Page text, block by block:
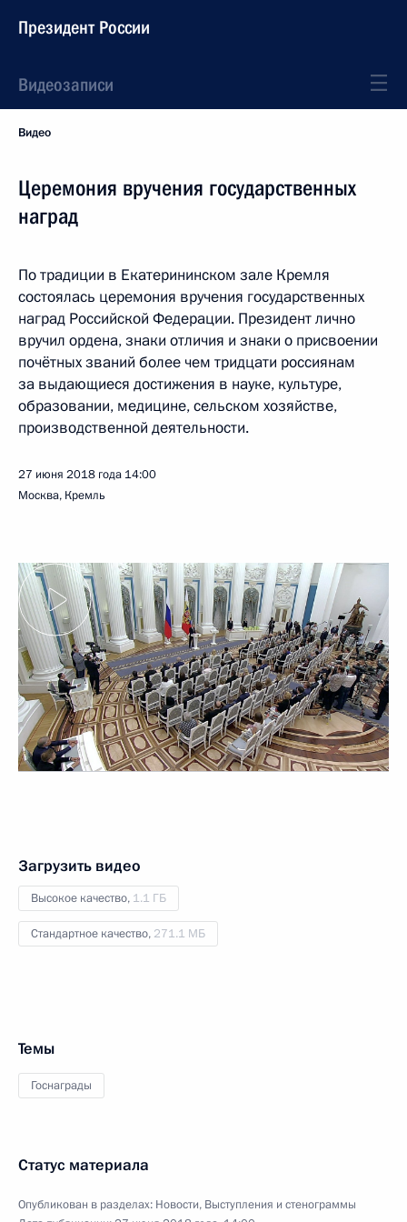
Президент России
Видеозаписи
Видео
Церемония вручения государственных
наград
По традиции в Екатерининском зале Кремля
состоялась церемония вручения государственных
наград Российской Федерации. Президент лично
вручил ордена, знаки отличия и знаки о присвоении
почётных званий более чем тридцати россиянам
за выдающиеся достижения в науке, культуре,
образовании, медицине, сельском хозяйстве,
производственной деятельности.
27 июня 2018 года 14:00
Москва, Кремль
Загрузить видео
Высокое качество, 1.1 ГБ
Стандартное качество, 271.1 МБ
Темы
Госнаграды
Статус материала
Опубликован в разделах: Новости, Выступления и стенограммы